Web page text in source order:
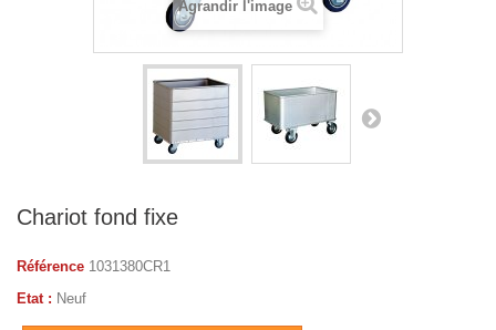
Agrandir l'image
Chariot fond fixe
Référence 1031380CR1
Etat : Neuf